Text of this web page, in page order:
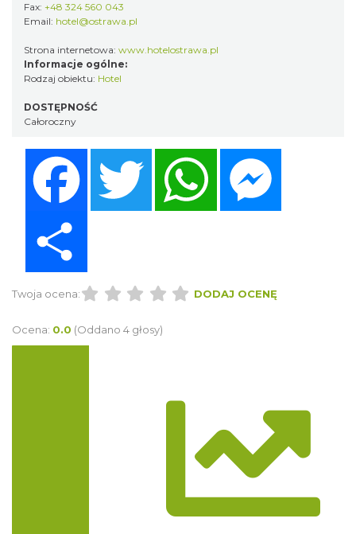
Fax: +48 324 560 043
Email: hotel@ostrawa.pl
Strona internetowa: www.hotelostrawa.pl
Informacje ogólne:
Rodzaj obiektu: Hotel
DOSTĘPNOŚĆ
Całoroczny
Twitter WhatsApp
Twoja ocena: DODAJ OCENĘ
Ocena: 0.0 (Oddano 4 głosy)
Trasa